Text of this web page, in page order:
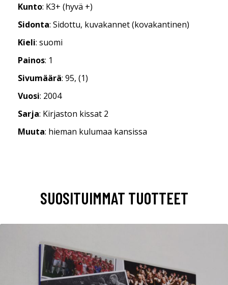
Kunto: K3+ (hyvä +)
Sidonta: Sidottu, kuvakannet (kovakantinen)
Kieli: suomi
Painos: 1
Sivumäärä: 95, (1)
Vuosi: 2004
Sarja: Kirjaston kissat 2
Muuta: hieman kulumaa kansissa
SUOSITUIMMAT TUOTTEET